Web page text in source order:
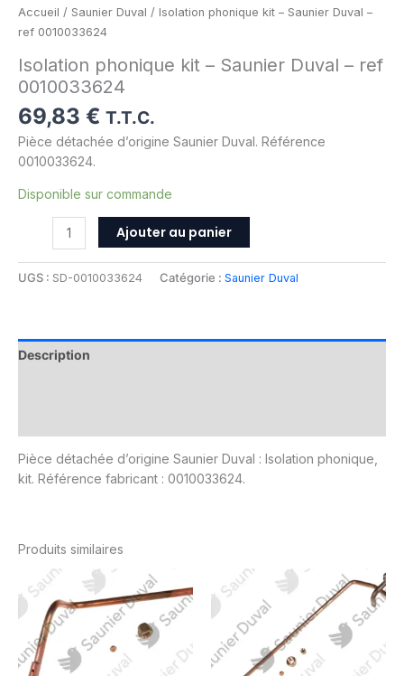
Accueil / Saunier Duval / Isolation phonique kit – Saunier Duval –
ref 0010033624
Isolation phonique kit – Saunier Duval – ref
0010033624
69,83 € T.T.C.
Pièce détachée d’origine Saunier Duval. Référence
0010033624.
Disponible sur commande
Ajouter au panier
UGS : SD-0010033624 Catégorie : Saunier Duval
Description
Pièce détachée d’origine Saunier Duval : Isolation phonique,
kit. Référence fabricant : 0010033624.
Produits similaires